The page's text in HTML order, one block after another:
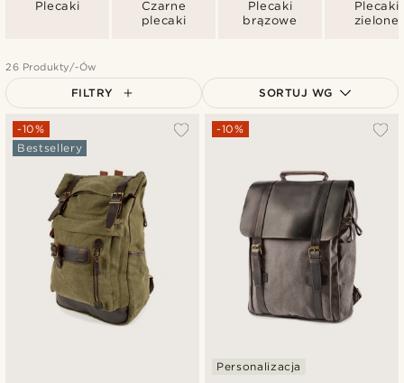
Plecaki
Czarne
plecaki
Plecaki
brązowe
Plecaki
zielone
26 Produkty/-Ów
FILTRY SORTUJ WG
Najbardziej popularne
Najniższa cena
Najwyższa cena
-10%
Bestsellery
-10%
Personalizacja